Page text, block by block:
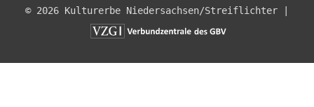
© 2026 Kulturerbe Niedersachsen/Streiflichter |